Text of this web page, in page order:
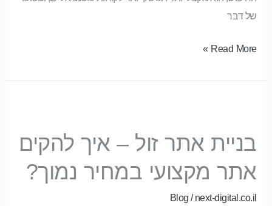
של דבר
Read More »
בניית אתר זול – איך להקים
אתר מקצועי במחיר נמוך?
Blog /next-digital.co.il